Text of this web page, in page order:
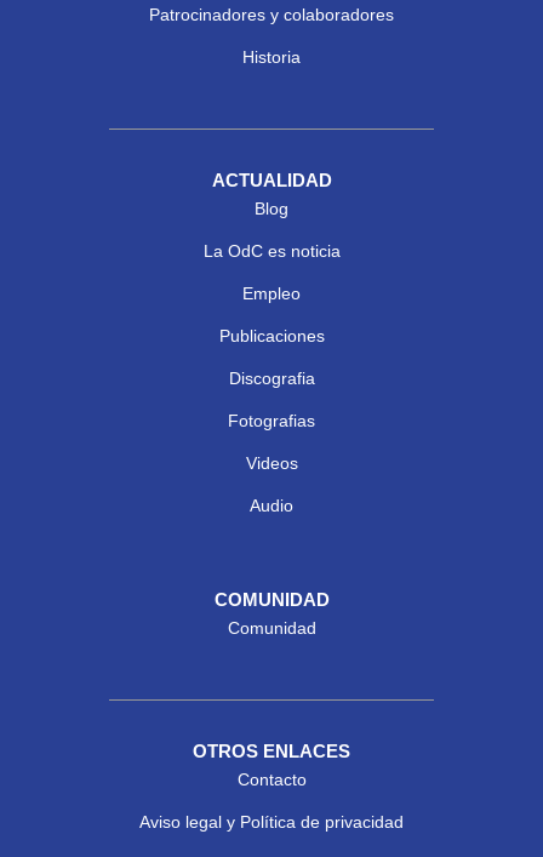
Patrocinadores y colaboradores
Historia
ACTUALIDAD
Blog
La OdC es noticia
Empleo
Publicaciones
Discografia
Fotografias
Videos
Audio
COMUNIDAD
Comunidad
OTROS ENLACES
Contacto
Aviso legal y Política de privacidad